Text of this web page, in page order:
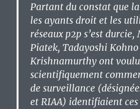
Partant du constat que
les ayants droit et les
réseaux p2p s’est durcie,
Piatek, Tadayoshi
Krishnamurthy ont
scientifiquement
de surveillance
et RIAA) identifiaient